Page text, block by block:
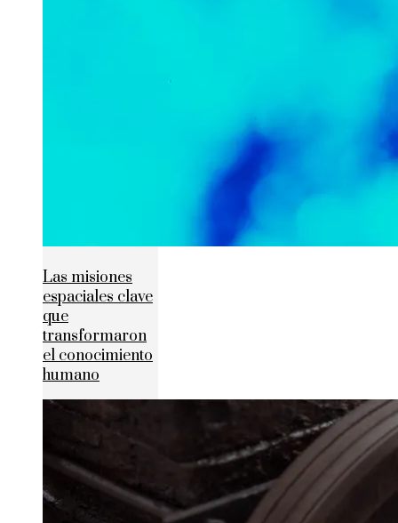
Las misiones
espaciales clave
que
transformaron
el conocimiento
humano